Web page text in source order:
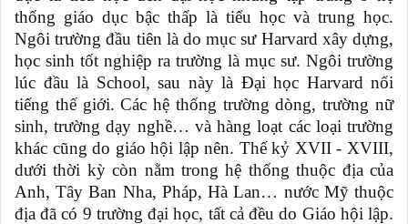
thống giáo dục bậc thấp là tiểu học và trung học.
Ngôi trường đầu tiên là do mục sư Harvard xây dựng,
học sinh tốt nghiệp ra trường là mục sư. Ngôi trường
lúc đầu là School, sau này là Đại học Harvard nổi
tiếng thế giới. Các hệ thống trường dòng, trường nữ
sinh, trường dạy nghề… và hàng loạt các loại trường
khác cũng do giáo hội lập nên. Thế kỷ XVII - XVIII,
dưới thời kỳ còn nằm trong hệ thống thuộc địa của
Anh, Tây Ban Nha, Pháp, Hà Lan… nước Mỹ thuộc
địa đã có 9 trường đại học, tất cả đều do Giáo hội lập.